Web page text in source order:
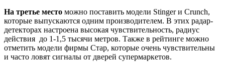
На третье место можно поставить модели Stinger и Crunch,
которые выпускаются одним производителем. В этих радар-
детекторах настроена высокая чувствительность, радиус
действия до 1-1,5 тысячи метров. Также в рейтинге можно
отметить модели фирмы Стар, которые очень чувствительны
и часто ловят сигналы от дверей супермаркетов.